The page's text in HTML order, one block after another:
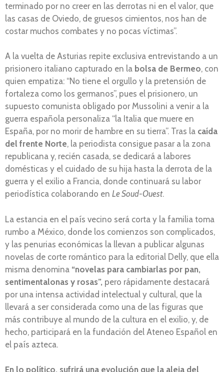
terminado por no creer en las derrotas ni en el valor, que
las casas de Oviedo, de gruesos cimientos, nos han de
costar muchos combates y no pocas víctimas”.
A la vuelta de Asturias repite exclusiva entrevistando a un
prisionero italiano capturado en la bolsa de Bermeo, con
quien empatiza: “No tiene el orgullo y la pretensión de
fortaleza como los germanos”, pues el prisionero, un
supuesto comunista obligado por Mussolini a venir a la
guerra española personaliza “la Italia que muere en
España, por no morir de hambre en su tierra”. Tras la caída
del frente Norte, la periodista consigue pasar a la zona
republicana y, recién casada, se dedicará a labores
domésticas y el cuidado de su hija hasta la derrota de la
guerra y el exilio a Francia, donde continuará su labor
periodística colaborando en Le Soud-Ouest.
La estancia en el país vecino será corta y la familia toma
rumbo a México, donde los comienzos son complicados,
y las penurias económicas la llevan a publicar algunas
novelas de corte romántico para la editorial Delly, que ella
misma denomina “novelas para cambiarlas por pan,
sentimentalonas y rosas”, pero rápidamente destacará
por una intensa actividad intelectual y cultural, que la
llevará a ser considerada como una de las figuras que
más contribuye al mundo de la cultura en el exilio, y, de
hecho, participará en la fundación del Ateneo Español en
el país azteca.
En lo político, sufrirá una evolución que la aleja del